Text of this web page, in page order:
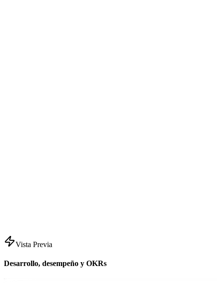
Vista Previa
Desarrollo, desempeño y OKRs